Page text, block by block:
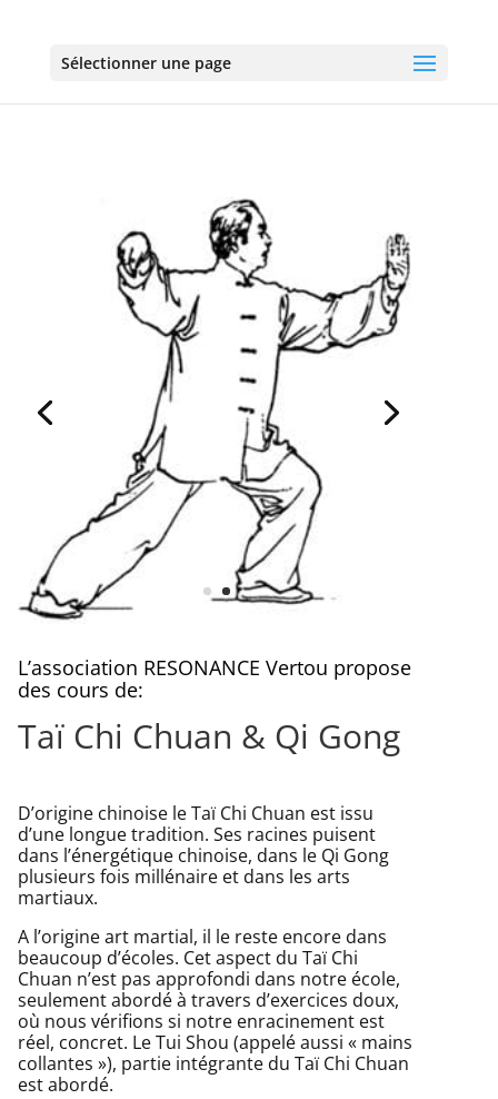
Sélectionner une page
L’association RESONANCE Vertou propose
des cours de:
Taï Chi Chuan & Qi Gong
D’origine chinoise le Taï Chi Chuan est issu
d’une longue tradition. Ses racines puisent
dans l’énergétique chinoise, dans le Qi Gong
plusieurs fois millénaire et dans les arts
martiaux.
A l’origine art martial, il le reste encore dans
beaucoup d’écoles. Cet aspect du Taï Chi
Chuan n’est pas approfondi dans notre école,
seulement abordé à travers d’exercices doux,
où nous vérifions si notre enracinement est
réel, concret. Le Tui Shou (appelé aussi « mains
collantes »), partie intégrante du Taï Chi Chuan
est abordé.